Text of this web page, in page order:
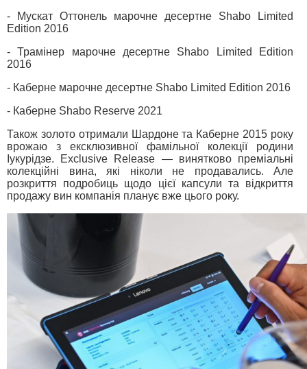
- Мускат Оттонель марочне десертне Shabo Limited
Edition 2016
- Трамінер марочне десертне Shabo Limited Edition
2016
- Каберне марочне десертне Shabo Limited Edition 2016
- Каберне Shabo Reserve 2021
Також золото отримали Шардоне та Каберне 2015 року
врожаю з ексклюзивної фамільної колекції родини
Іукурідзе. Exclusive Release — винятково преміальні
колекційні вина, які ніколи не продавались. Але
розкриття подробиць щодо цієї капсули та відкриття
продажу вин компанія планує вже цього року.